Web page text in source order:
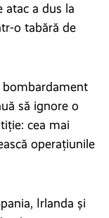
atac a dus la
o tabără de
bombardament
să ignore o
cea mai
operațiunile
Irlanda și